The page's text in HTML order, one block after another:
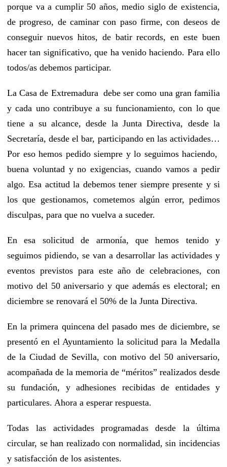
porque va a cumplir 50 años, medio siglo de existencia,
de progreso, de caminar con paso firme, con deseos de
conseguir nuevos hitos, de batir records, en este buen
hacer tan significativo, que ha venido haciendo. Para ello
todos/as debemos participar.
La Casa de Extremadura debe ser como una gran familia
y cada uno contribuye a su funcionamiento, con lo que
tiene a su alcance, desde la Junta Directiva, desde la
Secretaría, desde el bar, participando en las actividades…
Por eso hemos pedido siempre y lo seguimos haciendo,
buena voluntad y no exigencias, cuando vamos a pedir
algo. Esa actitud la debemos tener siempre presente y si
los que gestionamos, cometemos algún error, pedimos
disculpas, para que no vuelva a suceder.
En esa solicitud de armonía, que hemos tenido y
seguimos pidiendo, se van a desarrollar las actividades y
eventos previstos para este año de celebraciones, con
motivo del 50 aniversario y que además es electoral; en
diciembre se renovará el 50% de la Junta Directiva.
En la primera quincena del pasado mes de diciembre, se
presentó en el Ayuntamiento la solicitud para la Medalla
de la Ciudad de Sevilla, con motivo del 50 aniversario,
acompañada de la memoria de “méritos” realizados desde
su fundación, y adhesiones recibidas de entidades y
particulares. Ahora a esperar respuesta.
Todas las actividades programadas desde la última
circular, se han realizado con normalidad, sin incidencias
y satisfacción de los asistentes.